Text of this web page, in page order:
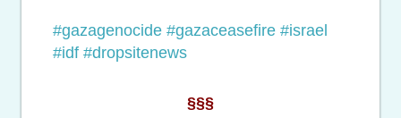
#gazagenocide #gazaceasefire #israel
#idf #dropsitenews
§§§